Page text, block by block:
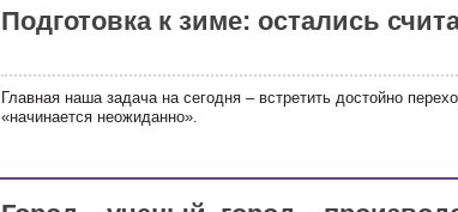
Подготовка к зиме: остались
Главная наша задача на сегодня – встретить достойно
«начинается неожиданно».